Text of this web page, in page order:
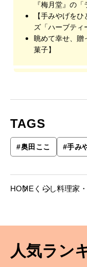
『梅月堂』の「
【手みやげを
ズ「ハーブテ
推薦
眺めて幸せ、贈
菓子】
TAGS
#奥田ここ #手み
HOME くらし料理家
人気ラン